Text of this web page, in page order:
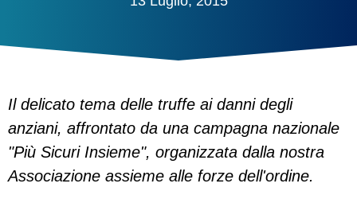
Il delicato tema delle truffe ai danni degli
anziani, affrontato da una campagna nazionale
"Più Sicuri Insieme", organizzata dalla nostra
Associazione assieme alle forze dell'ordine.